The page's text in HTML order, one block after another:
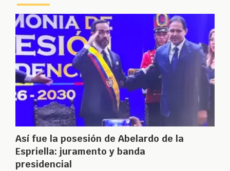
Así fue la posesión de Abelardo de la
Espriella: juramento y banda
presidencial